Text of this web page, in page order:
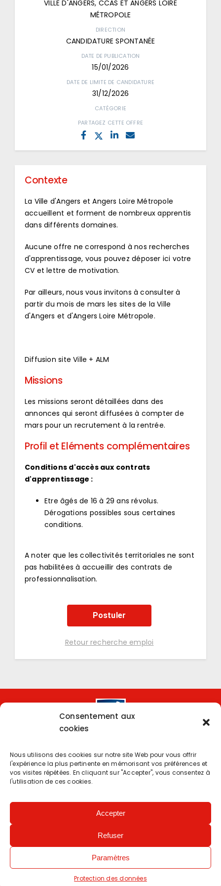
Consentement aux
cookies
Nous utilisons des cookies sur notre site Web pour vous offrir
l'expérience la plus pertinente en mémorisant vos préférences et
vos visites répétées. En cliquant sur "Accepter", vous consentez à
l'utilisation de ces cookies.
Accepter
Refuser
Paramètres
Protection des données
VILLE D'ANGERS, CCAS ET ANGERS LOIRE
MÉTROPOLE
DIRECTION
CANDIDATURE SPONTANÉE
DATE DE PUBLICATION
15/01/2026
DATE DE LIMITE DE CANDIDATURE
31/12/2026
CATÉGORIE
PARTAGEZ CETTE OFFRE
Contexte
La Ville d'Angers et Angers Loire Métropole
accueillent et forment de nombreux apprentis
dans différents domaines.
Aucune offre ne correspond à nos recherches
d'apprentissage, vous pouvez déposer ici votre
CV et lettre de motivation.
Par ailleurs, nous vous invitons à consulter à
partir du mois de mars les sites de la Ville
d'Angers et d'Angers Loire Métropole.
Diffusion site Ville + ALM
Missions
Les missions seront détaillées dans des
annonces qui seront diffusées à compter de
mars pour un recrutement à la rentrée.
Profil et Eléments complémentaires
Conditions d'accès aux contrats
d'apprentissage :
Etre âgés de 16 à 29 ans révolus.
Dérogations possibles sous certaines
conditions.
A noter que les collectivités territoriales ne sont
pas habilitées à accueillir des contrats de
professionnalisation.
Postuler
Retour recherche emploi
Copyright 2024 | Powered byEolia Software
Protection des données.–Accessibilité : partiellement
conforme
Gardons le contact